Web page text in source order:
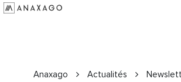
RessourcesAnaxago Actualités